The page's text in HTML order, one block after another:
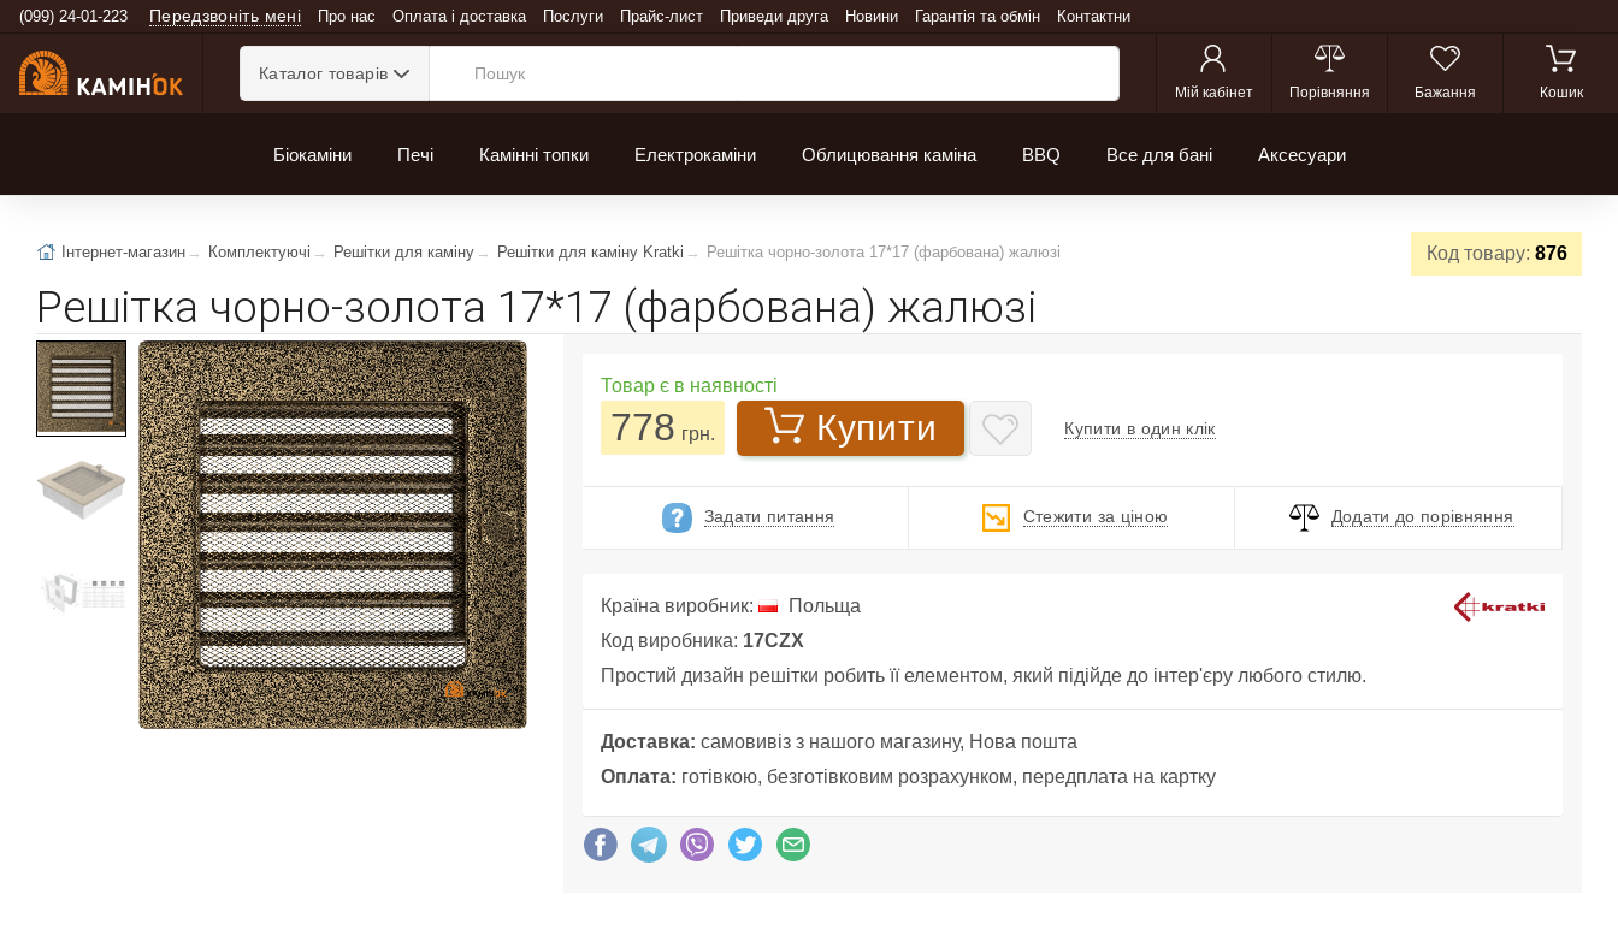
(099) 24-01-223 Передзвоніть мені Про нас Оплата і доставка Послуги Прайс-лист Приведи друга Новини Гарантія та обмін Контактни
Каталог товарів
Мій кабінет Порівняння Бажання Кошик
Біокаміни Печі Камінні топки Електрокаміни Облицювання каміна BBQ Все для бані Аксесуари
Код товару: 876
Інтернет-магазин Комплектуючі Решітки для каміну Решітки для каміну Kratki Решітка чорно-золота 17*17 (фарбована) жалюзі
Решітка чорно-золота 17*17 (фарбована) жалюзі
Товар є в наявності
778 грн. Купити Купити в один клік
Задати питання Стежити за ціною Додати до порівняння
Країна виробник:
Польща
Код виробника: 17CZX
Простий дизайн решітки робить її елементом, який підійде до інтер'єру любого стилю.
Доставка: самовивіз з нашого магазину, Нова пошта
Оплата: готівкою, безготівковим розрахунком, передплата на картку